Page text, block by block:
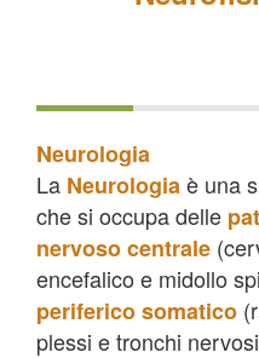
Neurologia
La Neurologiaè una
che si occupa delle
nervoso centrale
encefalico e midollo
periferico somatico
plessi e tronchi